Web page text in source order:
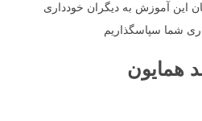
این آموزش به دیگران خودداری
شما سپاسگذاریم
همایون